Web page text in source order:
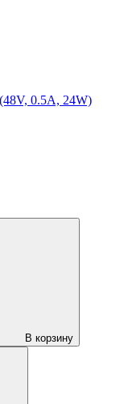
0.5A, 24W)
В корзину